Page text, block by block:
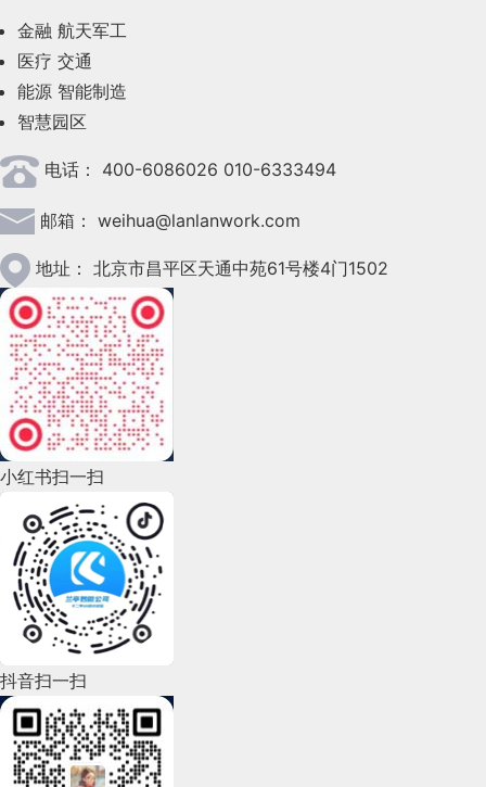
2023年6月(58)
2023年5月(28)
2023年4月(47)
2023年3月(37)
2023年2月(90)
2023年1月(78)
2022年12月(45)
2022年11月(69)
2022年10月(51)
2022年9月(135)
2022年8月(60)
2022年7月(111)
2022年6月(162)
2022年5月(143)
2022年4月(86)
2022年3月(119)
2022年2月(53)
金融 航天军工
医疗 交通
能源 智能制造
智慧园区
电话： 400-6086026 010-6333494
邮箱： weihua@lanlanwork.com
地址： 北京市昌平区天通中苑61号楼4门1502
小红书扫一扫
抖音扫一扫